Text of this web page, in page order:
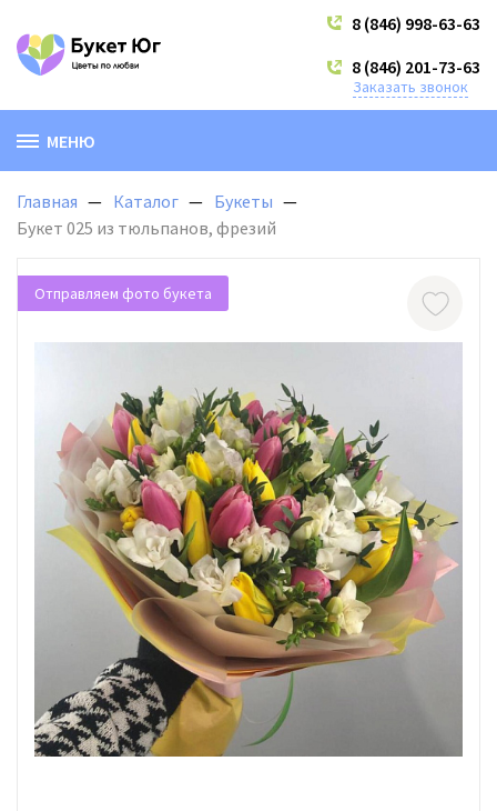
8 (846) 998-63-63
8 (846) 201-73-63
Заказать звонок
МЕНЮ
Главная Каталог
Букеты
Букет 025 из тюльпанов, фрезий
Отправляем фото букета